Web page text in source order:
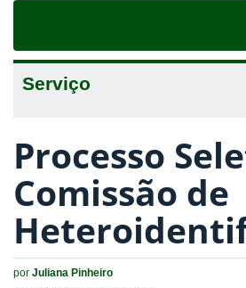
Serviço
Processo
Comissão de
por Juliana Pinheiro